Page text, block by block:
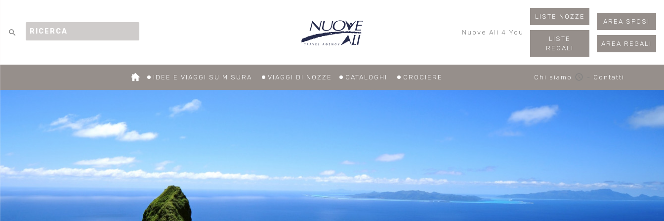
search Nuove Ali 4 You
LISTE NOZZE
LISTE
REGALI
AREA SPOSI
AREA REGALI
Chi siamo Contatti
IDEE E VIAGGI SU MISURA VIAGGI DI NOZZE CATALOGHI CROCIERE